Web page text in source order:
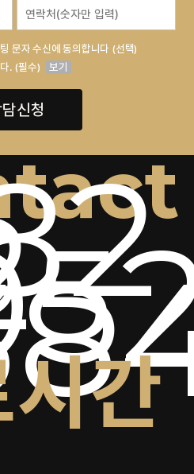
문자 수신에 동의합니다 (선택)
. (필수)
보기
신청
간